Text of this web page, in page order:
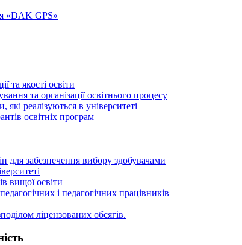
«DAK GPS»
та якості освіти
та організації освітнього процесу
які реалізуються в університеті
освітніх програм
для забезпечення вибору здобувачами
вищої освіти
і педагогічних працівників
ліцензoваних oбсягів.